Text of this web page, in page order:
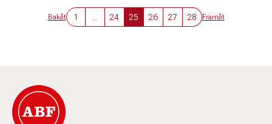
Bakåt 1 24 25 26 27 28 Framåt